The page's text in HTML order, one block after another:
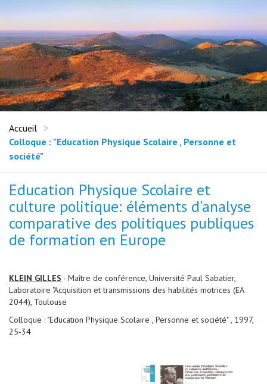
Accueil
Colloque : "Education Physique Scolaire , Personne et
société"
Education Physique Scolaire et
culture politique: éléments d'analyse
comparative des politiques publiques
de formation en Europe
KLEIN GILLES - Maître de conférence, Université Paul Sabatier,
Laboratoire "Acquisition et transmissions des habilités motrices (EA
2044), Toulouse
Colloque : "Education Physique Scolaire , Personne et société" , 1997,
25-34